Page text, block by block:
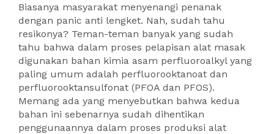
Biasanya masyarakat menyenangi penanak
dengan panic anti lengket. Nah, sudah tahu
resikonya? Teman-teman banyak yang sudah
tahu bahwa dalam proses pelapisan alat masak
digunakan bahan kimia asam perfluoroalkyl yang
paling umum adalah perfluorooktanoat dan
perfluorooktansulfonat (PFOA dan PFOS).
Memang ada yang menyebutkan bahwa kedua
bahan ini sebenarnya sudah dihentikan
penggunaannya dalam proses produksi alat